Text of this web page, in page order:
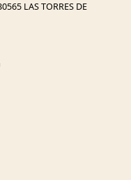
LAS TORRES DE